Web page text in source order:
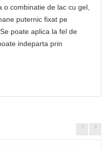
o combinatie de lac cu gel,
puternic fixat pe
poate aplica la fel de
indeparta prin